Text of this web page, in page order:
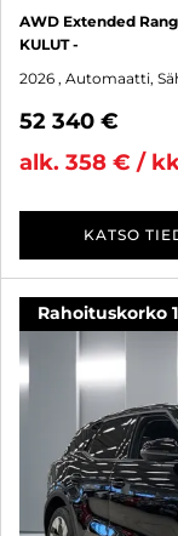
AWD Extended
KULUT -
2026 , Automaatti,
52 340 €
alk. 358 € /
KATSO
Rahoituskorko